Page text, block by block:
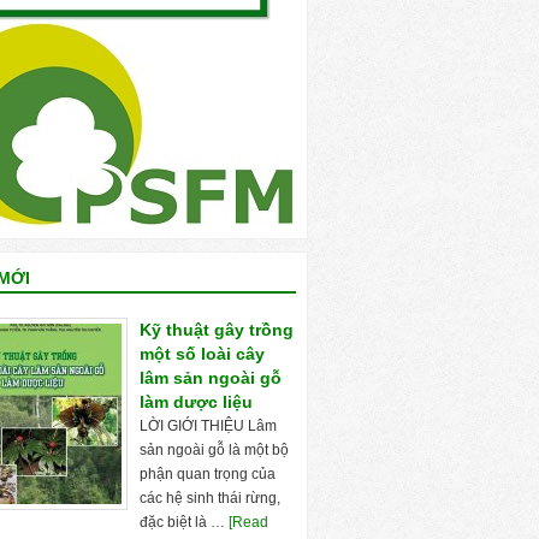
Kỹ thuật gây trồng
một số loài cây
lâm sản ngoài gỗ
làm dược liệu
LỜI GIỚI THIỆU Lâm
sản ngoài gỗ là một bộ
phận quan trọng của
các hệ sinh thái rừng,
đặc biệt là … [Read